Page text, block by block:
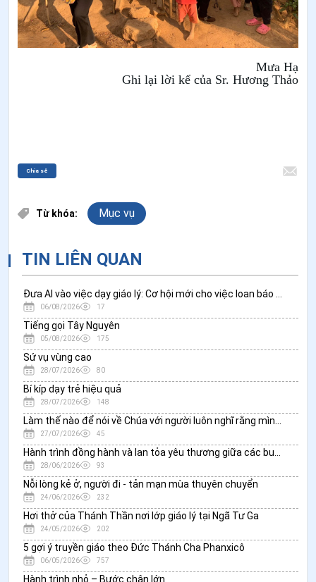
Mưa Hạ
Ghi lại lời kể của Sr. Hương Thảo
Chia sẻ
Từ khóa: Mục vụ
TIN LIÊN QUAN
Đưa AI vào việc dạy giáo lý: Cơ hội mới cho việc loan báo Tin Mừng?
06/08/2026 17
Tiếng gọi Tây Nguyên
05/08/2026 175
Sứ vụ vùng cao
28/07/2026 80
Bí kíp dạy trẻ hiệu quả
28/07/2026 148
Làm thế nào để nói về Chúa với người luôn nghĩ rằng mình không thiếu thốn điều gì?
27/07/2026 45
Hành trình đồng hành và lan tỏa yêu thương giữa các buôn làng: Cộng đoàn Mỹ Thạch
28/06/2026 93
Nỗi lòng kẻ ở, người đi - tản mạn mùa thuyên chuyển
24/06/2026 232
Hơi thở của Thánh Thần nơi lớp giáo lý tại Ngã Tư Ga
24/05/2026 202
5 gợi ý truyền giáo theo Đức Thánh Cha Phanxicô
06/05/2026 757
Hành trình nhỏ – Bước chân lớn